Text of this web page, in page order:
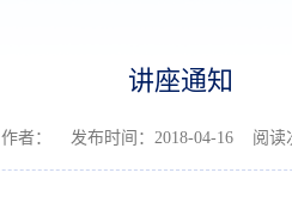
讲座通知
作者： 发布时间：2018-04-16 阅读